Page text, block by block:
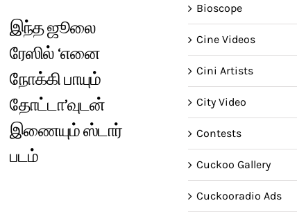
இந்த ஜூலை
ரேஸில் ‘எனை
நோக்கி பாயும்
தோட்டா’வுடன்
இணையும் ஸ்டார்
படம்
Bioscope
Cine Videos
Cini Artists
City Video
Contests
Cuckoo Gallery
Cuckooradio Ads